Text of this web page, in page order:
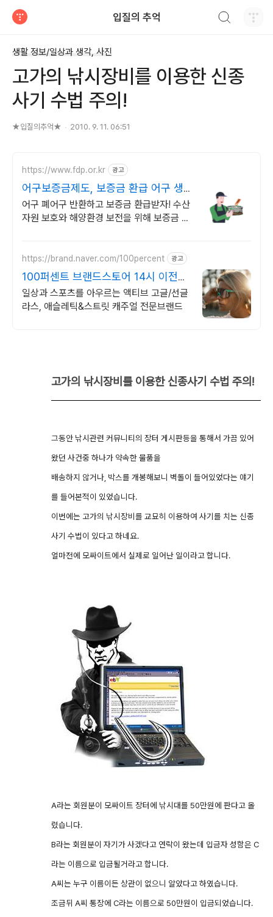
입질의 추억
생활 정보/일상과 생각, 사진
고가의 낚시장비를 이용한 신종
사기 수법 주의!
★입질의추억★ 2010. 9. 11. 06:51
https://www.fdp.or.kr 광고
어구보증금제도, 보증금 환급 어구 생
산/수입업체 대상
어구 폐어구 반환하고 보증금 환급받자! 수산
자원 보호와 해양환경 보전을 위해 보증금 수
https://brand.naver.com/100percent 광고
100퍼센트 브랜드스토어 14시 이전
주문 당일출고
일상과 스포츠를 아우르는 액티브 고글/선글
라스, 애슬레틱&스트릿 캐주얼 전문브랜드
고가의 낚시장비를 이용한 신종사기 수법 주의!
그동안 낚시관련 커뮤니티의 장터 게시판등을 통해서 가끔 있어
왔던 사건중 하나가 약속한 물품을
배송하지 않거나, 박스를 개봉해보니 벽돌이 들어있었다는 얘기
를 들어본적이 있었습니다.
이번에는 고가의 낚시장비를 교묘히 이용하여 사기를 치는 신종
사기 수법이 있다고 하네요.
얼마전에 모싸이트에서 실제로 일어난 일이라고 합니다.
A라는 회원분이 모싸이트 장터에 낚시대를 50만원에 판다고 올
렸습니다.
B라는 회원분이 자기가 사겠다고 연락이 왔는데 입금자 성함은 C
라는 이름으로 입금될거라고 합니다.
A씨는 누구 이름이든 상관이 없으니 알았다고 하였습니다.
조금뒤 A씨 통장에 C라는 이름으로 50만원이 입금되었습니다.